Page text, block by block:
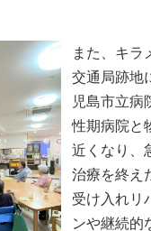
また、キラ
交通局跡地
児島市立病
性期病院と
近くなり、
治療を終え
受け入れリ
ンや継続的